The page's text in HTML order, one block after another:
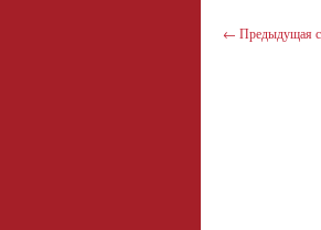
← Предыдущая